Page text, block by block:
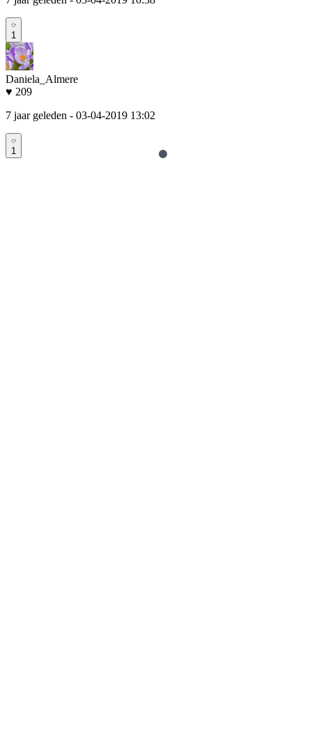
1
Daniela_Almere
♥ 209
7 jaar geleden - 03-04-2019 13:02
1